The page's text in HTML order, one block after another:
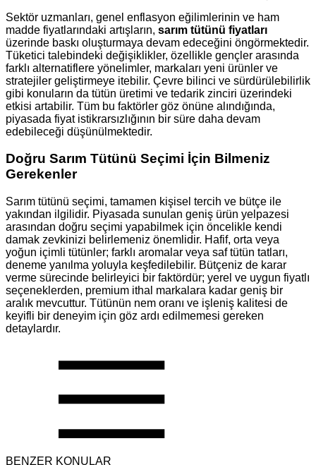
Sektör uzmanları, genel enflasyon eğilimlerinin ve ham
madde fiyatlarındaki artışların, sarım tütünü fiyatları
üzerinde baskı oluşturmaya devam edeceğini öngörmektedir.
Tüketici talebindeki değişiklikler, özellikle gençler arasında
farklı alternatiflere yönelimler, markaları yeni ürünler ve
stratejiler geliştirmeye itebilir. Çevre bilinci ve sürdürülebilirlik
gibi konuların da tütün üretimi ve tedarik zinciri üzerindeki
etkisi artabilir. Tüm bu faktörler göz önüne alındığında,
piyasada fiyat istikrarsızlığının bir süre daha devam
edebileceği düşünülmektedir.
Doğru Sarım Tütünü Seçimi İçin Bilmeniz
Gerekenler
Sarım tütünü seçimi, tamamen kişisel tercih ve bütçe ile
yakından ilgilidir. Piyasada sunulan geniş ürün yelpazesi
arasından doğru seçimi yapabilmek için öncelikle kendi
damak zevkinizi belirlemeniz önemlidir. Hafif, orta veya
yoğun içimli tütünler; farklı aromalar veya saf tütün tatları,
deneme yanılma yoluyla keşfedilebilir. Bütçeniz de karar
verme sürecinde belirleyici bir faktördür; yerel ve uygun fiyatlı
seçeneklerden, premium ithal markalara kadar geniş bir
aralık mevcuttur. Tütünün nem oranı ve işleniş kalitesi de
keyifli bir deneyim için göz ardı edilmemesi gereken
detaylardır.
BENZER KONULAR